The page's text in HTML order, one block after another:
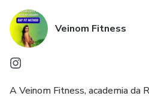
Veinom Fitness
A Veinom Fitness, academia da